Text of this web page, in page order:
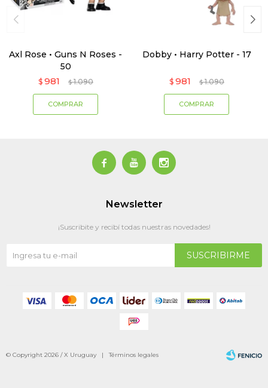
Axl Rose • Guns N Roses -
50
$ 981 $ 1.090
Dobby • Harry Potter - 17
$ 981 $ 1.090
  
Newsletter
¡Suscribite y recibí todas nuestras novedades!
SUSCRIBIRME
© Copyright 2026 / X Uruguay |Términos legales